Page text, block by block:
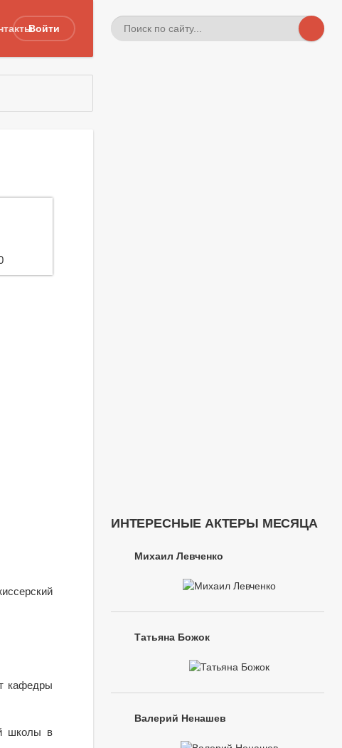
Войти
кафедры
школы в
ИНТЕРЕСНЫЕ АКТЕРЫ МЕСЯЦА
Михаил Левченко
Татьяна Божок
Валерий Ненашев